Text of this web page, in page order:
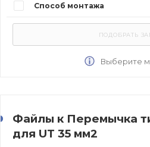
Способ монтажа
Выберите
Файлы к Перемычка
для UT 35 мм2